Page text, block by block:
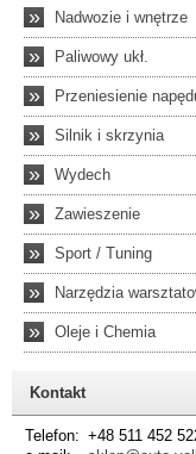
» Nadwozie i wnętrze
» Paliwowy ukł.
» Przeniesienie
» Silnik i skrzynia
» Wydech
» Zawieszenie
» Sport / Tuning
» Narzędzia
» Oleje i Chemia
Kontakt
Telefon: +48 511 452